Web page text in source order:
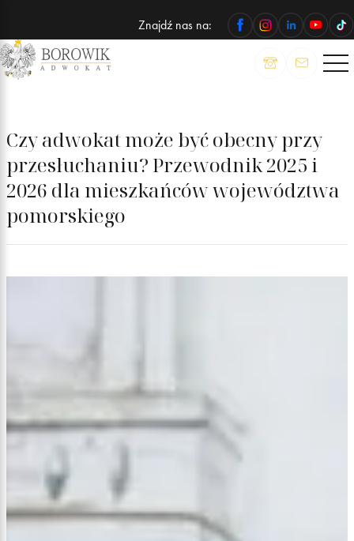
Znajdź nas na:
ADWOKAT
Wojciech
Czy adwokat może być obecny przy
przesłuchaniu? Przewodnik 2025 i
2026 dla mieszkańców województwa
pomorskiego